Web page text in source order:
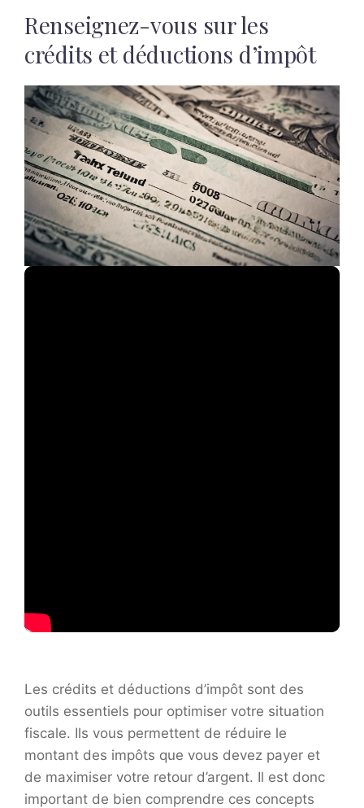
Renseignez-vous sur les
crédits et déductions d’impôt
Les crédits et déductions d’impôt sont des
outils essentiels pour optimiser votre situation
fiscale. Ils vous permettent de réduire le
montant des impôts que vous devez payer et
de maximiser votre retour d’argent. Il est donc
important de bien comprendre ces concepts